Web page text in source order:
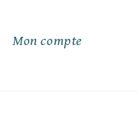
Mon compte